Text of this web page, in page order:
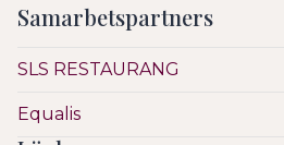
Samarbetspartners
SLS RESTAURANG
Equalis